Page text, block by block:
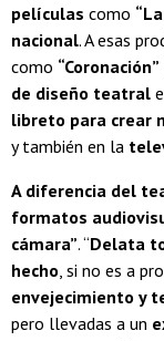
películas como
nacional. A esas
como “Coronación”
de diseño teatral
libreto para crear
y también en la
A diferencia del
formatos
cámara”. “Delata
hecho, si no es a
envejecimiento y
pero llevadas a un